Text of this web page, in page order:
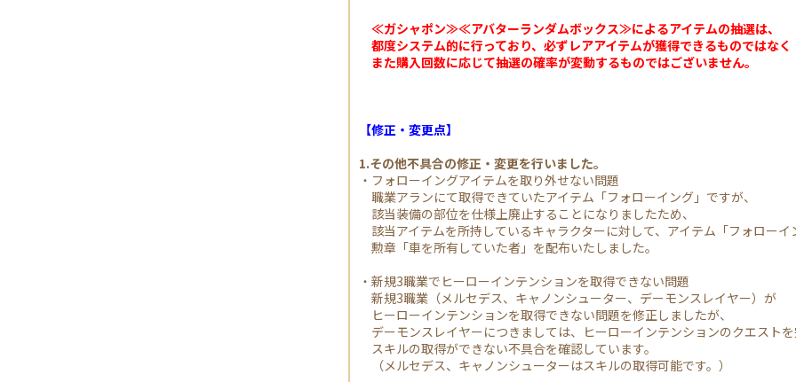
≪ガシャポン≫≪アバターランダムボックス≫によるアイテムの抽選は、
都度システム的に行っており、必ずレアアイテムが獲得できるものではなく
また購入回数に応じて抽選の確率が変動するものではございません。
【修正・変更点】
1.その他不具合の修正・変更を行いました。
・フォローイングアイテムを取り外せない問題
職業アランにて取得できていたアイテム「フォローイング」ですが、
該当装備の部位を仕様上廃止することになりましたため、
該当アイテムを所持しているキャラクターに対して、アイテム「フォローイ
勲章「車を所有していた者」を配布いたしました。
・新規3職業でヒーローインテンションを取得できない問題
新規3職業（メルセデス、キャノンシューター、デーモンスレイヤー）が
ヒーローインテンションを取得できない問題を修正しましたが、
デーモンスレイヤーにつきましては、ヒーローインテンションのクエストを
スキルの取得ができない不具合を確認しています。
（メルセデス、キャノンシューターはスキルの取得可能です。）